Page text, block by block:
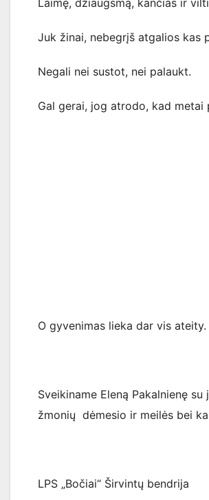
Laimę, džiaugsmą, kančias ir
Juk žinai, nebegrįš atgalios kas
Negali nei sustot, nei palaukt.
Gal gerai, jog atrodo, kad metai
O gyvenimas lieka dar vis ateity.
Sveikiname Eleną Pakalnienę
žmonių dėmesio ir meilės bei
LPS „Bočiai“ Širvintų bendrija